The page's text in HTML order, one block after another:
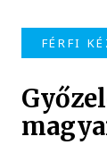
FÉRFI